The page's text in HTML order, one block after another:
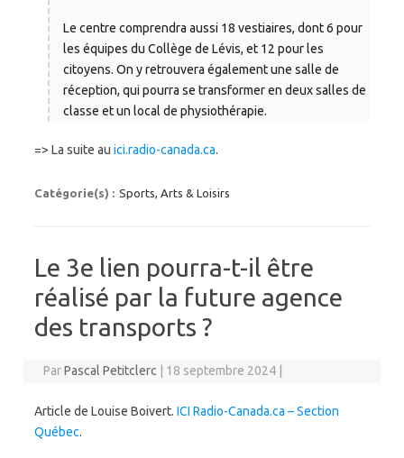
Le centre comprendra aussi 18 vestiaires, dont 6 pour
les équipes du Collège de Lévis, et 12 pour les
citoyens. On y retrouvera également une salle de
réception, qui pourra se transformer en deux salles de
classe et un local de physiothérapie.
=> La suite au ici.radio-canada.ca.
Catégorie(s) : Sports, Arts & Loisirs
Le 3e lien pourra-t-il être
réalisé par la future agence
des transports ?
ParPascal Petitclerc 18 septembre 2024
Article de Louise Boivert. ICI Radio-Canada.ca – Section
Québec.